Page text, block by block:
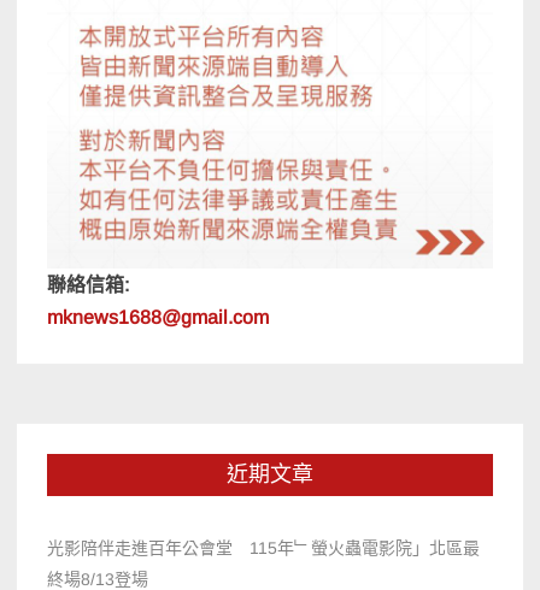
聯絡信箱:
mknews1688@gmail.com
近期文章
光影陪伴走進百年公會堂 115年﹂螢火蟲電影院」北區最
終場8/13登場